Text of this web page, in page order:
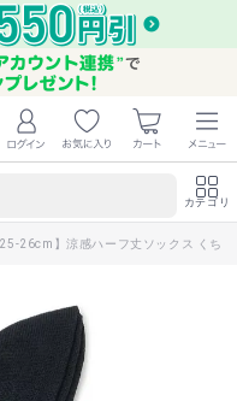
カテゴリ
25-26cm】涼感ハーフ丈ソックス くち